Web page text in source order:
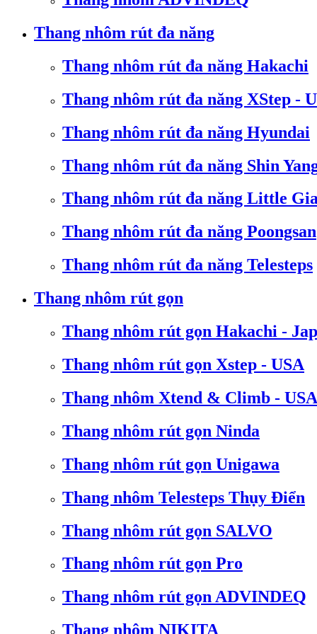
Thang nhôm rút đa năng
Thang nhôm rút đa năng Hakachi
Thang nhôm rút đa năng XStep -
Thang nhôm rút đa năng Hyundai
Thang nhôm rút đa năng Shin
Thang nhôm rút đa năng Little
Thang nhôm rút đa năng Poongsan
Thang nhôm rút đa năng Telesteps
Thang nhôm rút gọn
Thang nhôm rút gọn Hakachi -
Thang nhôm rút gọn Xstep - USA
Thang nhôm Xtend & Climb - USA
Thang nhôm rút gọn Ninda
Thang nhôm rút gọn Unigawa
Thang nhôm Telesteps Thụy Điển
Thang nhôm rút gọn SALVO
Thang nhôm rút gọn Pro
Thang nhôm rút gọn ADVINDEQ
Thang nhôm NIKITA